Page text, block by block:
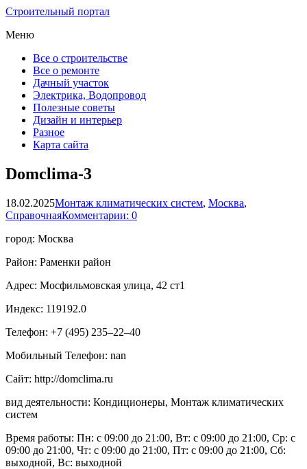
Строительный портал
Меню
Все о строительстве
Все о ремонте
Дачный участок
Электрика, Водопровод
Полезные советы
Дизайн и интерьер
Разное
Карта сайта
Domclima-3
18.02.2025Монтаж климатических систем, Москва,
СправочнаяКомментарии: 0
город: Москва
Район: Раменки район
Адрес: Мосфильмовская улица, 42 ст1
Индекс: 119192.0
Телефон: +7 (495) 235‒22‒40
Мобильный Телефон: nan
Сайт: http://domclima.ru
вид деятельности: Кондиционеры, Монтаж климатических
систем
Время работы: Пн: с 09:00 до 21:00, Вт: с 09:00 до 21:00, Ср: с
09:00 до 21:00, Чт: с 09:00 до 21:00, Пт: с 09:00 до 21:00, Сб:
выходной, Вс: выходной